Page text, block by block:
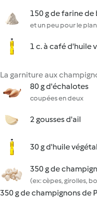
150 g de farine de
et un peu pour le
1 c. à café d'huile
La garniture aux
80 g d'échalotes
coupées en deux
2 gousses d'ail
30 g d'huile
350 g de
(ex: cèpes, girolles,
350 g de champignons de